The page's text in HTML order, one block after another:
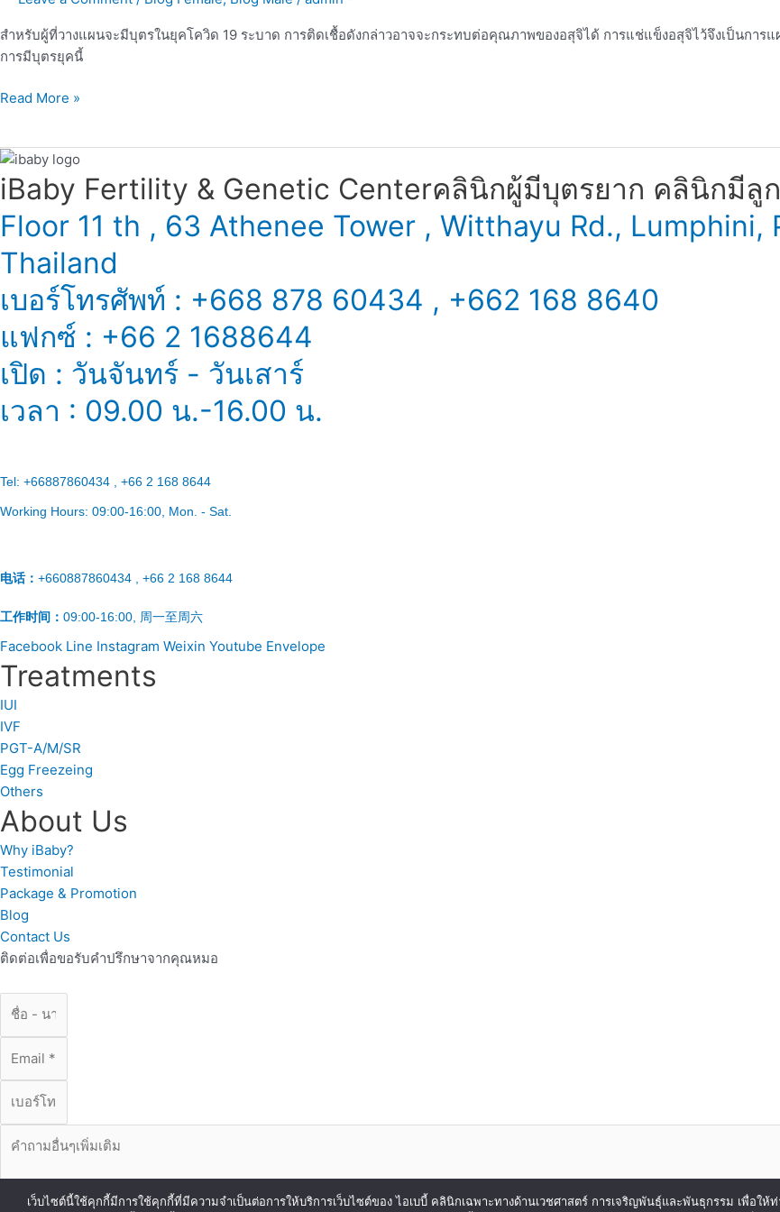
สำหรับผู้ที่วางแผนจะมีบุตรในยุคโควิด 19 ระบาด การติดเชื้อดังกล่าวอาจจะกระทบต่อคุณภาพของอสุจิได้ การแช่แข็งอสุจิไว้จึงเป็นการแ
การมีบุตรยุคนี้
19
มี
ผล
หรือ
ไม่
Read More »
iBaby Fertility & Genetic Center​ คลินิกผู้มีบุตรยาก คลินิกมีลู
Floor 11 th , 63 Athenee Tower , Witthayu Rd., Lumphini,
Thailand
เบอร์โทรศัพท์ : +668 878 60434 , +662 168 8640
แฟกซ์ : +66 2 1688644
เปิด : วันจันทร์ - วันเสาร์
เวลา : 09.00 น.-16.00 น.
Tel: +66887860434 , +66 2 168 8644
Working Hours: 09:00-16:00 , Mon. - Sat.
电话： +660887860434 , +66 2 168 8644
工作时间： 09:00-16:00, 周一至周六
Facebook Line Instagram Weixin Youtube Envelope
Treatments
IUI
IVF
PGT-A/M/SR
Egg Freezeing
Others
About Us
Why iBaby?
Testimonial
Package & Promotion
Blog
Contact Us
ติดต่อเพื่อขอรับคำปรึกษาจากคุณหมอ
เว็บไซต์นี้ใช้คุกกี้มีการใช้คุกกี้ที่มีความจำเป็นต่อการให้บริการเว็บไซต์ของ ไอเบบี้ คลินิกเฉพาะทางด้านเวชศาสตร์ การเจริญพันธุ์และพันธุกรรม เพื่อให้